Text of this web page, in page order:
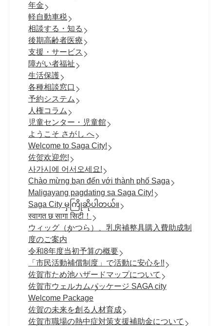
年金
軽自動車税
相談する・知る
後期高齢者医療
支援・サービス
障がい者福祉
生活保護
各種相談窓口
予約システム
人権コラム
児童センター・児童館
ようこそ さがし へ
Welcome to Saga City!
佐贺欢迎您!
사가시에 어서오세요!
Chào mừng bạn đến với thành phố Saga
Maligayang pagdating sa Saga City!
Saga City မှကြိုဆိုပါတယ်။
स्वागत छ सागा सिटी！
ウィッグ（かつら）、乳房補整具購入費助成制
度のご案内
令和8年度当初予算の概要
「市民活動補償制度」で活動に安心を!!
佐賀市ため池ハザードマップについて
佐賀市ウェルカムパッケージ SAGA city
Welcome Package
佐賀の未来を創る人材育成
佐賀市職場の熱中症対策支援補助金について